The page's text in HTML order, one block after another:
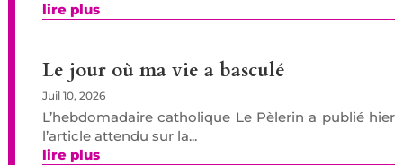
lire plus
Le jour où ma vie a basculé
Juil 10, 2026
L’hebdomadaire catholique Le Pèlerin a publié hier
l’article attendu sur la...
lire plus